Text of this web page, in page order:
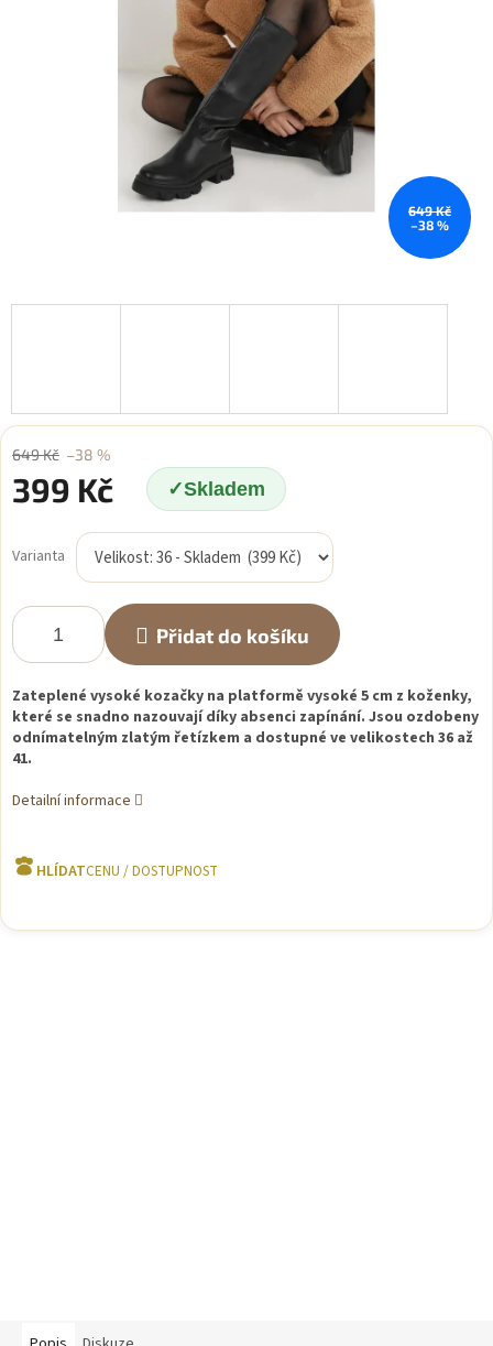
649 Kč
–38 %
649 Kč –38 %
399 Kč Skladem
cena:
Varianta
Přidat do košíku
Zateplené vysoké kozačky na platformě vysoké 5 cm z koženky,
které se snadno nazouvají díky absenci zapínání. Jsou ozdobeny
odnímatelným zlatým řetízkem a dostupné ve velikostech 36 až
41.
Detailní informace
HLÍDAT